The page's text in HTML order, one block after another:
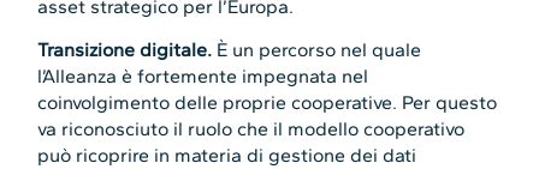
asset strategico per l’Europa.
Transizione digitale. È un percorso nel quale
l’Alleanza è fortemente impegnata nel
coinvolgimento delle proprie cooperative. Per questo
va riconosciuto il ruolo che il modello cooperativo
può ricoprire in materia di gestione dei dati